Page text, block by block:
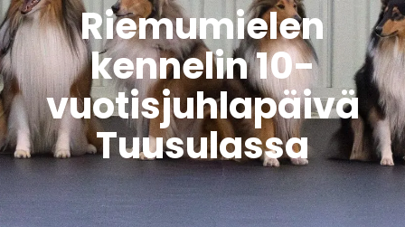
Riemumielen
kennelin 10-
vuotisjuhlapäivä
Tuusulassa